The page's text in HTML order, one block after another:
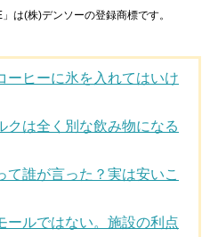
は(株)デンソーの登録商標です。
ーヒーに氷を入れてはいけ
クは全く別な飲み物になる
て誰が言った？実は安いこ
ールではない。施設の利点